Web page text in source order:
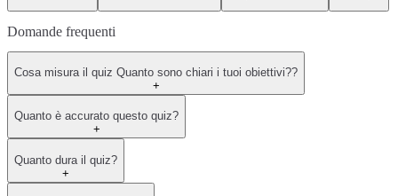
Domande frequenti
Cosa misura il quiz Quanto sono chiari i tuoi obiettivi??
+
Quanto è accurato questo quiz?
+
Quanto dura il quiz?
+